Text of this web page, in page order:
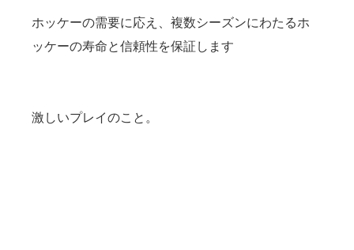
ホッケーの需要に応え、複数シーズンにわたるホ
ッケーの寿命と信頼性を保証します
激しいプレイのこと。